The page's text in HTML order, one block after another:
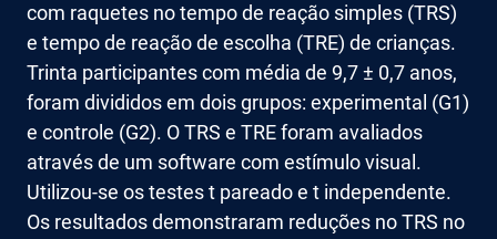
com raquetes no tempo de reação simples (TRS)
e tempo de reação de escolha (TRE) de crianças.
Trinta participantes com média de 9,7 ± 0,7 anos,
foram divididos em dois grupos: experimental (G1)
e controle (G2). O TRS e TRE foram avaliados
através de um software com estímulo visual.
Utilizou-se os testes t pareado e t independente.
Os resultados demonstraram reduções no TRS no